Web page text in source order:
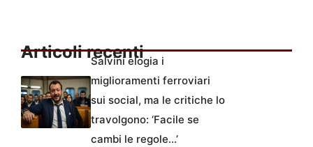
Articoli recenti
Salvini elogia i
miglioramenti ferroviari
sui social, ma le critiche lo
travolgono: ‘Facile se
cambi le regole…’